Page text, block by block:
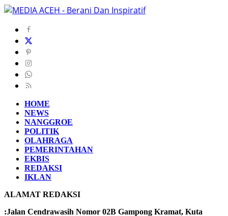
HOME
NEWS
NANGGROE
POLITIK
OLAHRAGA
PEMERINTAHAN
EKBIS
REDAKSI
IKLAN
ALAMAT REDAKSI
:Jalan Cendrawasih Nomor 02B Gampong Kramat, Kuta